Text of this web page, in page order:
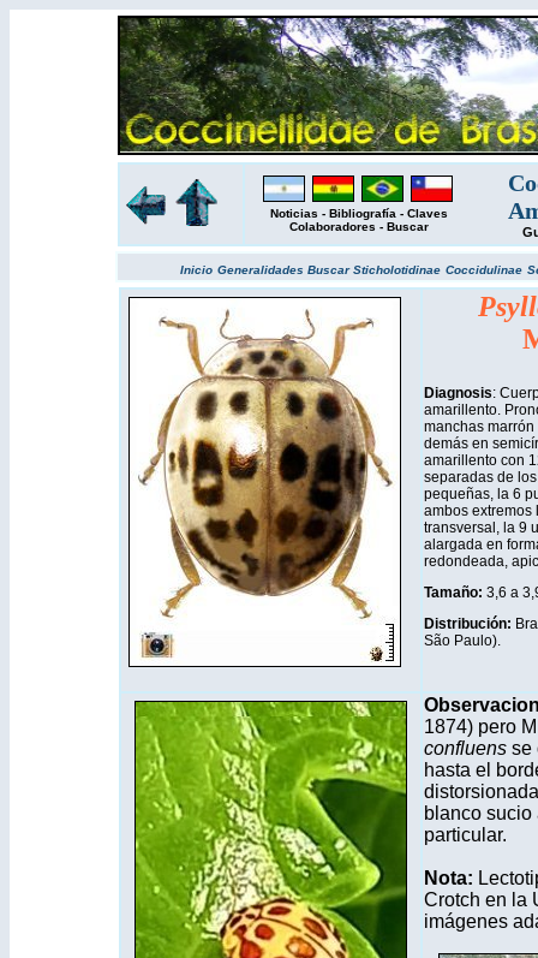
Noticias - Bibliografía - Claves
Colaboradores - Buscar
Inicio Generalidades BuscarSticholotidinae Coccidulinae
Diagnosis:
amarillento.
manchas
demás en
amarillento con
separadas de
pequeñas, la 6
ambos extremos
transversal, la 9
alargada en
redondeada,
Tamaño: 3,6 a
Distribución:
São Paulo).
1874) pero
confluens se
hasta el
blanco
particular.
Nota:
Crotch en la
imágenes